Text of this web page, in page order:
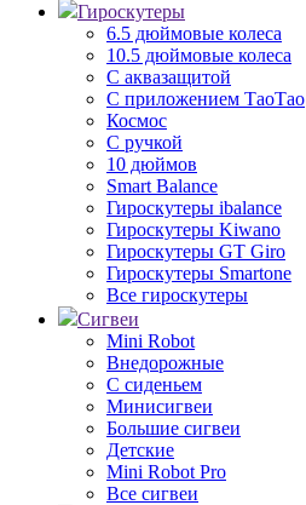
Гироскутеры
6.5 дюймовые колеса
10.5 дюймовые колеса
С аквазащитой
С приложением ТаоТао
Космос
С ручкой
10 дюймов
Smart Balance
Гироскутеры ibalance
Гироскутеры Kiwano
Гироскутеры GT Giro
Гироскутеры Smartone
Все гироскутеры
Сигвеи
Mini Robot
Внедорожные
С сиденьем
Минисигвеи
Большие сигвеи
Детские
Mini Robot Pro
Все сигвеи